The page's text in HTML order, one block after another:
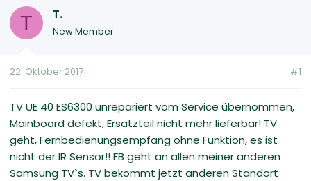
s
e
e
t
e
t
m
T T.
New Member
22. Oktober 2017 #1
TV UE 40 ES6300 unrepariert vom Service übernommen,
Mainboard defekt, Ersatzteil nicht mehr lieferbar! TV
geht, Fernbedienungsempfang ohne Funktion, es ist
nicht der IR Sensor!! FB geht an allen meiner anderen
Samsung TV`s. TV bekommt jetzt anderen Standort